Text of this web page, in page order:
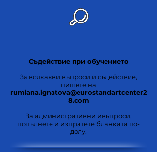
Съдействие при обучението
За всякакви въпроси и съдействие,
пишете на
rumiana.ignatova@eurostandartcenter2
8.com
За административни ивъпроси,
попълнете и изпратете бланката по-
долу.